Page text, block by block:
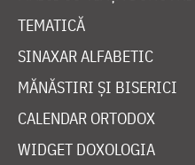
TEMATICĂ
SINAXAR ALFABETIC
MĂNĂSTIRI ȘI BISERICI
CALENDAR ORTODOX
WIDGET DOXOLOGIA